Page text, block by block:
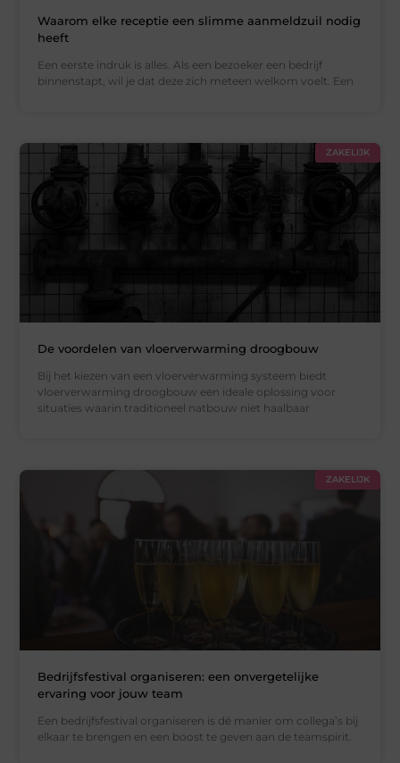
Waarom elke receptie een slimme aanmeldzuil nodig
heeft
Een eerste indruk is alles. Als een bezoeker een bedrijf
binnenstapt, wil je dat deze zich meteen welkom voelt. Een
ZAKELIJK
De voordelen van vloerverwarming droogbouw
Bij het kiezen van een vloerverwarming systeem biedt
vloerverwarming droogbouw een ideale oplossing voor
situaties waarin traditioneel natbouw niet haalbaar
ZAKELIJK
Bedrijfsfestival organiseren: een onvergetelijke
ervaring voor jouw team
Een bedrijfsfestival organiseren is dé manier om collega’s bij
elkaar te brengen en een boost te geven aan de teamspirit.